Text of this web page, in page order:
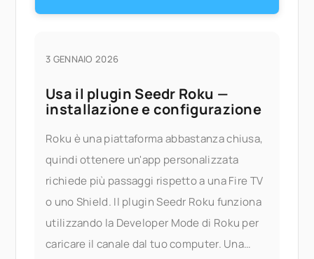
3 GENNAIO 2026
Usa il plugin Seedr Roku —
installazione e configurazione
Roku è una piattaforma abbastanza chiusa,
quindi ottenere un'app personalizzata
richiede più passaggi rispetto a una Fire TV
o uno Shield. Il plugin Seedr Roku funziona
utilizzando la Developer Mode di Roku per
caricare il canale dal tuo computer. Una